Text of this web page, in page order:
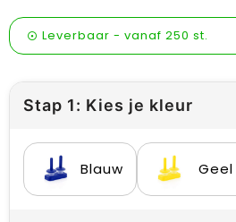
Leverbaar - vanaf 250 st.
Stap 1: Kies je kleur
Blauw Geel